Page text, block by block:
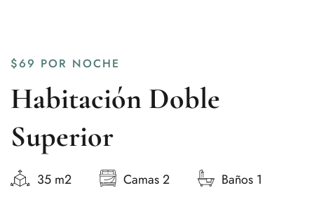
$69 POR NOCHE
Habitación Doble
Superior
35 m2 Camas 2 Baños 1